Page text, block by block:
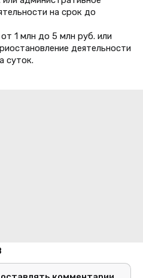
на срок до
1 млн до 5 млн руб. или
деятельности
суток.